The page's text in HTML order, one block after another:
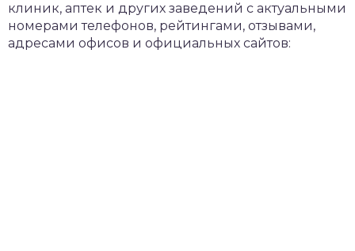
клиник, аптек и других заведений с актуальными
номерами телефонов, рейтингами, отзывами,
адресами офисов и официальных сайтов: